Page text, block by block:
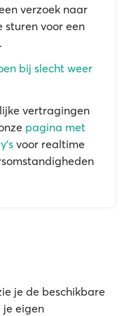
verzoek naar
voor een
bij slecht weer
vertragingen
pagina met
voor realtime
je de beschikbare
je eigen